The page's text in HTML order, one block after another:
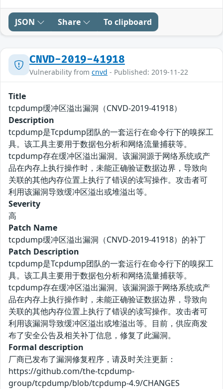
JSON Share To clipboard
CNVD-2019-41918
Vulnerability from cnvd - Published: 2019-11-22
Title
tcpdump缓冲区溢出漏洞（CNVD-2019-41918）
Description
tcpdump是Tcpdump团队的一套运行在命令行下的嗅探工
具。该工具主要用于数据包分析和网络流量捕获等。
tcpdump存在缓冲区溢出漏洞。该漏洞源于网络系统或产
品在内存上执行操作时，未能正确验证数据边界，导致向
关联的其他内存位置上执行了错误的读写操作。攻击者可
利用该漏洞导致缓冲区溢出或堆溢出等。
Severity
高
Patch Name
tcpdump缓冲区溢出漏洞（CNVD-2019-41918）的补丁
Patch Description
tcpdump是Tcpdump团队的一套运行在命令行下的嗅探工
具。该工具主要用于数据包分析和网络流量捕获等。
tcpdump存在缓冲区溢出漏洞。该漏洞源于网络系统或产
品在内存上执行操作时，未能正确验证数据边界，导致向
关联的其他内存位置上执行了错误的读写操作。攻击者可
利用该漏洞导致缓冲区溢出或堆溢出等。目前，供应商发
布了安全公告及相关补丁信息，修复了此漏洞。
Formal description
厂商已发布了漏洞修复程序，请及时关注更新：
https://github.com/the-tcpdump-
group/tcpdump/blob/tcpdump-4.9/CHANGES